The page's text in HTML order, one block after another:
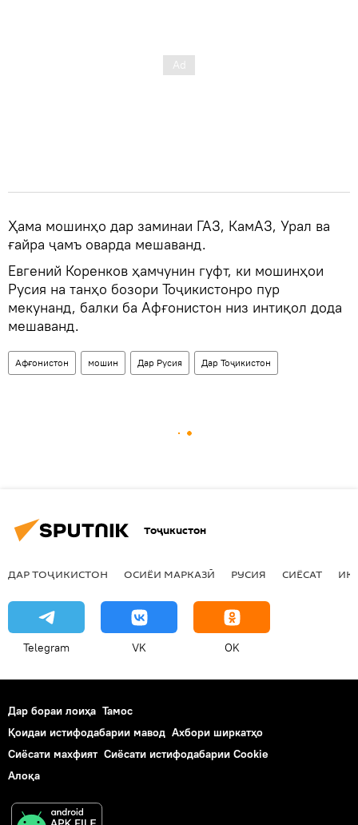
Ҳама мошинҳо дар заминаи ГАЗ, КамАЗ, Урал ва
ғайра ҷамъ оварда мешаванд.
Евгений Коренков ҳамчунин гуфт, ки мошинҳои
Русия на танҳо бозори Тоҷикистонро пур
мекунанд, балки ба Афғонистон низ интиқол дода
мешаванд.
Афғонистон мошин Дар Русия Дар Тоҷикистон
Тоҷикистон
ДАР ТОҶИКИСТОН ОСИЁИ МАРКАЗӢ РУСИЯ СИЁСАТ
Telegram VK OK
Дар бораи лоиҳа Тамос
Қоидаи истифодабарии мавод Ахбори ширкатҳо
Сиёсати махфият Сиёсати истифодабарии Cookie
Алоқа